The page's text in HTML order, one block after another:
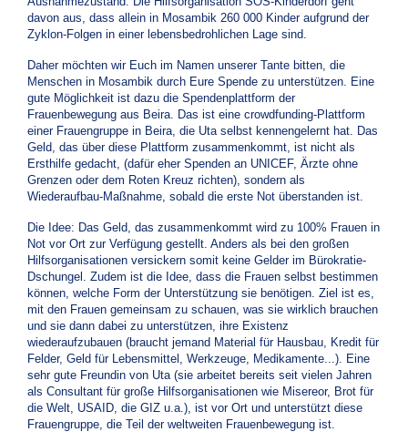
davon aus, dass allein in Mosambik 260 000 Kinder aufgrund der
Zyklon-Folgen in einer lebensbedrohlichen Lage sind.
Daher möchten wir Euch im Namen unserer Tante bitten, die
Menschen in Mosambik durch Eure Spende zu unterstützen. Eine
gute Möglichkeit ist dazu die Spendenplattform der
Frauenbewegung aus Beira. Das ist eine crowdfunding-Plattform
einer Frauengruppe in Beira, die Uta selbst kennengelernt hat. Das
Geld, das über diese Plattform zusammenkommt, ist nicht als
Ersthilfe gedacht, (dafür eher Spenden an UNICEF, Ärzte ohne
Grenzen oder dem Roten Kreuz richten), sondern als
Wiederaufbau-Maßnahme, sobald die erste Not überstanden ist.
Die Idee: Das Geld, das zusammenkommt wird zu 100% Frauen in
Not vor Ort zur Verfügung gestellt. Anders als bei den großen
Hilfsorganisationen versickern somit keine Gelder im Bürokratie-
Dschungel. Zudem ist die Idee, dass die Frauen selbst bestimmen
können, welche Form der Unterstützung sie benötigen. Ziel ist es,
mit den Frauen gemeinsam zu schauen, was sie wirklich brauchen
und sie dann dabei zu unterstützen, ihre Existenz
wiederaufzubauen (braucht jemand Material für Hausbau, Kredit für
Felder, Geld für Lebensmittel, Werkzeuge, Medikamente...). Eine
sehr gute Freundin von Uta (sie arbeitet bereits seit vielen Jahren
als Consultant für große Hilfsorganisationen wie Misereor, Brot für
die Welt, USAID, die GIZ u.a.), ist vor Ort und unterstützt diese
Frauengruppe, die Teil der weltweiten Frauenbewegung ist.